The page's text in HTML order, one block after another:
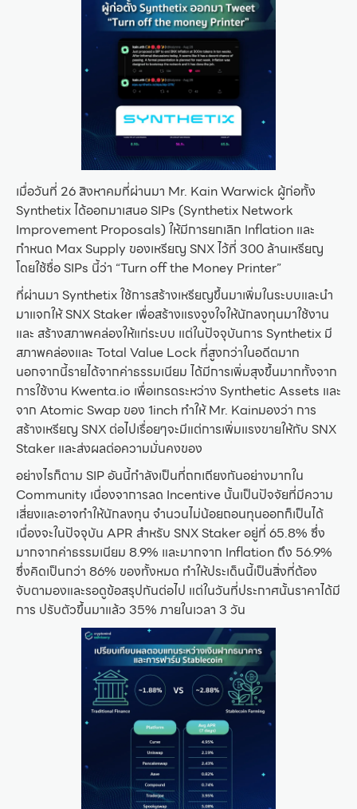
เมื่อวันที่ 26 สิงหาคมที่ผ่านมา Mr. Kain Warwick ผู้ก่อทั้ง
Synthetix ได้ออกมาเสนอ SIPs (Synthetix Network
Improvement Proposals) ให้มีการยกเลิก Inflation และ
กำหนด Max Supply ของเหรียญ SNX ไว้ที่ 300 ล้านเหรียญ
โดยใช้ชื่อ SIPs นี้ว่า “Turn off the Money Printer”
ที่ผ่านมา Synthetix ใช้การสร้างเหรียญขึ้นมาเพิ่มในระบบและนำ
มาแจกให้ SNX Staker เพื่อสร้างแรงจูงใจให้นักลงทุนมาใช้งาน
และ สร้างสภาพคล่องให้แก่ระบบ แต่ในปัจจุบันการ Synthetix มี
สภาพคล่องและ Total Value Lock ที่สูงกว่าในอดีตมาก
นอกจากนี้รายได้จากค่าธรรมเนียม ได้มีการเพิ่มสุงขึ้นมากทั้งจาก
การใช้งาน Kwenta.io เพื่อเทรดระหว่าง Synthetic Assets และ
จาก Atomic Swap ของ 1inch ทำให้ Mr. Kainมองว่า การ
สร้างเหรียญ SNX ต่อไปเรื่อยๆจะมีแต่การเพิ่มแรงขายให้กับ SNX
Staker และส่งผลต่อความมั่นคงของ
อย่างไรก็ตาม SIP อันนี้กำลังเป็นที่ถกเถียงกันอย่างมากใน
Community เนื่องจาการลด Incentive นั้นเป็นปัจจัยที่มีความ
เสี่ยงและอาจทำให้นักลงทุน จำนวนไม่น้อยถอนทุนออกก็เป็นได้
เนื่องจะในปัจจุบัน APR สำหรับ SNX Staker อยู่ที่ 65.8% ซึ่ง
มากจากค่าธรรมเนียม 8.9% และมากจาก Inflation ถึง 56.9%
ซึ่งคิดเป็นกว่า 86% ของทั้งหมด ทำให้ประเด็นนี้เป็นสิ่งที่ต้อง
จับตามองและรอดูข้อสรุปกันต่อไป แต่ในวันที่ประกาศนั้นราคาได้มี
การ ปรับตัวขึ้นมาแล้ว 35% ภายในเวลา 3 วัน